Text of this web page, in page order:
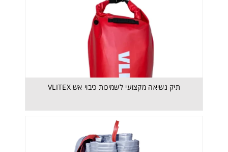
תיק נשיאה מקצועי לשמיכות כיבוי אש VLITEX